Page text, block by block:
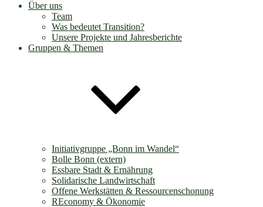
Über uns
Team
Was bedeutet Transition?
Unsere Projekte und Jahresberichte
Gruppen & Themen
Initiativgruppe „Bonn im Wandel“
Bolle Bonn (extern)
Essbare Stadt & Ernährung
Solidarische Landwirtschaft
Offene Werkstätten & Ressourcenschonung
REconomy & Ökonomie